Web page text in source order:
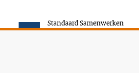
Standaard Samenwerken